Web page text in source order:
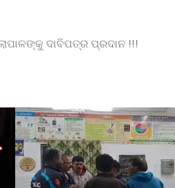
ଦାବିପତ୍ର ପ୍ରଦାନ !!!